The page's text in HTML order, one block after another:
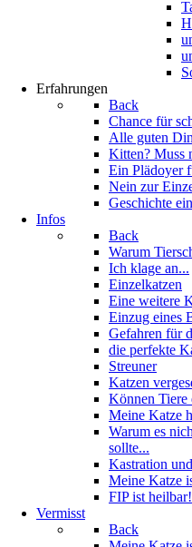
Erfahrungen
Back
Chance für
Alle guten
Kitten? Muss
Ein Plädoyer
Nein zur
Geschichte
Infos
Back
Warum
Ich klage an...
Einzelkatzen
Eine weitere
Einzug eines
Gefahren für
die perfekte
Streuner
Katzen
Können Tiere
Meine Katze
Warum es
sollte...
Kastration
Meine Katze
FIP ist heilbar!
Vermisst
Back